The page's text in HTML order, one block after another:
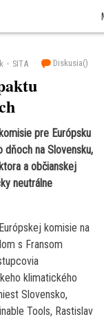
SITA Diskusia()
pre Európsku
na Slovensku,
a občianskej
neutrálne
komisie na
s Fransom
klimatického
Slovensko,
Tools, Rastislav